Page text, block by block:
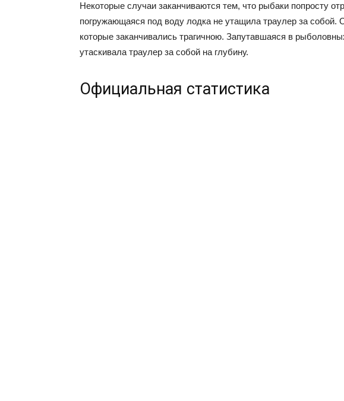
Некоторые случаи заканчиваются тем, что рыбаки попросту
погружающаяся под воду лодка не утащила траулер за собой.
которые заканчивались трагичною. Запутавшаяся в
утаскивала траулер за собой на глубину.
Официальная статистика